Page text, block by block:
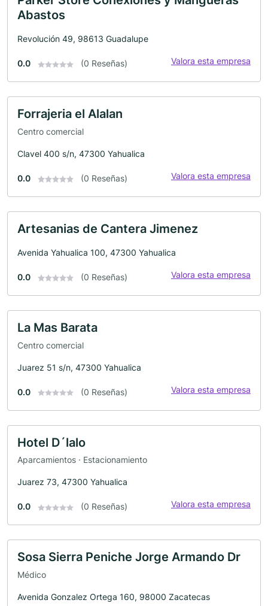
Abastos
Revolución 49, 98613 Guadalupe
0.0 (0 Reseñas) Valora esta empresa
Forrajeria el Alalan
Centro comercial
Clavel 400 s/n, 47300 Yahualica
0.0 (0 Reseñas) Valora esta empresa
Artesanias de Cantera Jimenez
Avenida Yahualica 100, 47300 Yahualica
0.0 (0 Reseñas) Valora esta empresa
La Mas Barata
Centro comercial
Juarez 51 s/n, 47300 Yahualica
0.0 (0 Reseñas) Valora esta empresa
Hotel D´lalo
Aparcamientos · Estacionamiento
Juarez 73, 47300 Yahualica
0.0 (0 Reseñas) Valora esta empresa
Sosa Sierra Peniche Jorge Armando Dr
Médico
Avenida Gonzalez Ortega 160, 98000 Zacatecas